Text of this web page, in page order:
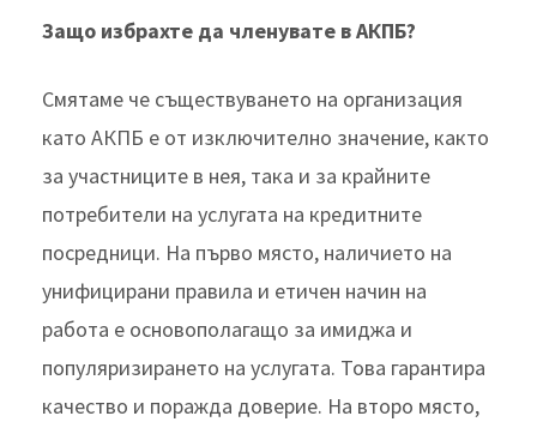
Защо избрахте да членувате в АКПБ?
Смятаме че съществуването на организация
като АКПБ е от изключително значение, както
за участниците в нея, така и за крайните
потребители на услугата на кредитните
посредници. На първо място, наличието на
унифицирани правила и етичен начин на
работа е основополагащо за имиджа и
популяризирането на услугата. Това гарантира
качество и поражда доверие. На второ място,